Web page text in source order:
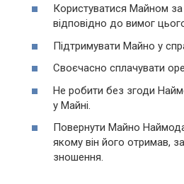
Користуватися Майном
відповідно до вимог
Підтримувати Майно у
Своєчасно сплачувати
Не робити без згоди
у Майні.
Повернути Майно
якому він його отримав,
зношення.